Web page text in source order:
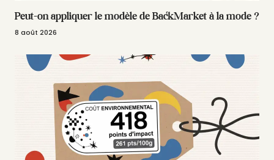
Peut-on appliquer le modèle de BackMarket à la mode ?
8 août 2026